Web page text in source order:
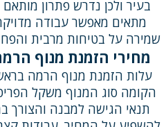
בעיר ולכן נדרש פתרון
מתאים מאפשר עבודה
שמירה על בטיחות מרבית
מחירי הזמנת מנוף
עלות הזמנת מנוף הרמה
הקומה סוג המנוף משקל
תנאי הגישה למבנה והצורך